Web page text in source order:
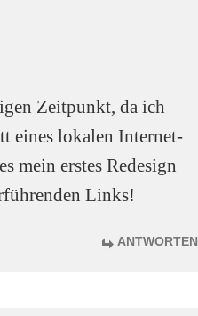
Zeitpunkt, da ich
eines lokalen Internet-
mein erstes Redesign
Links!
ANTWORTEN